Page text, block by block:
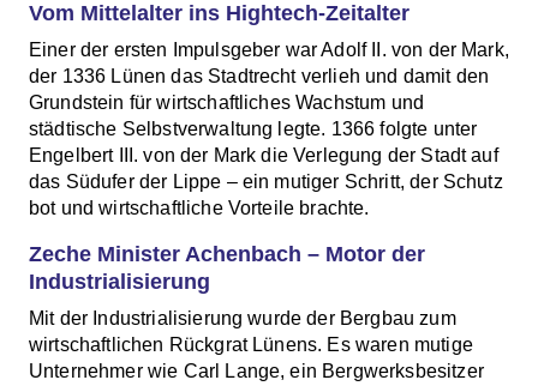
Vom Mittelalter ins Hightech-Zeitalter
Einer der ersten Impulsgeber war Adolf II. von der Mark,
der 1336 Lünen das Stadtrecht verlieh und damit den
Grundstein für wirtschaftliches Wachstum und
städtische Selbstverwaltung legte. 1366 folgte unter
Engelbert III. von der Mark die Verlegung der Stadt auf
das Südufer der Lippe – ein mutiger Schritt, der Schutz
bot und wirtschaftliche Vorteile brachte.
Zeche Minister Achenbach – Motor der
Industrialisierung
Mit der Industrialisierung wurde der Bergbau zum
wirtschaftlichen Rückgrat Lünens. Es waren mutige
Unternehmer wie Carl Lange, ein Bergwerksbesitzer